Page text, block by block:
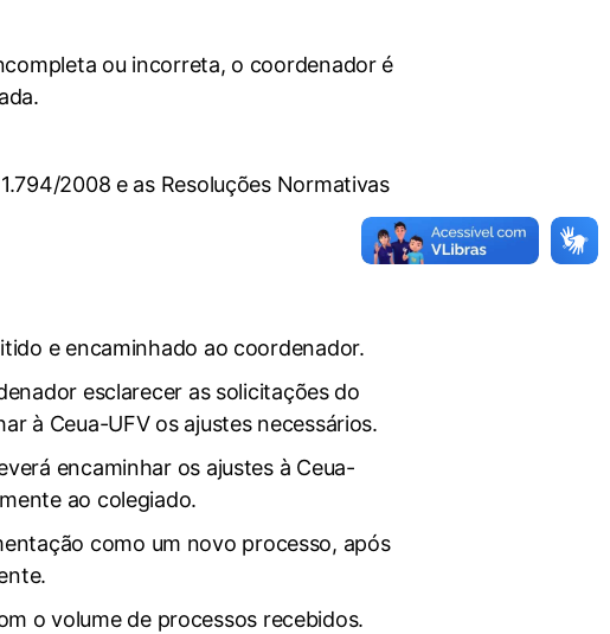
ou incorreta, o coordenador é
2008 e as Resoluções Normativas
e encaminhado ao coordenador.
esclarecer as solicitações do
à Ceua-UFV os ajustes necessários.
encaminhar os ajustes à Ceua-
ao colegiado.
como um novo processo, após
o volume de processos recebidos.